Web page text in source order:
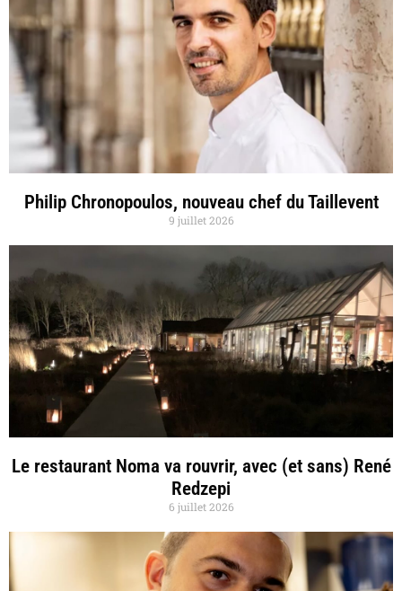
Philip Chronopoulos, nouveau chef du Taillevent
9 juillet 2026
Le restaurant Noma va rouvrir, avec (et sans) René
Redzepi
6 juillet 2026